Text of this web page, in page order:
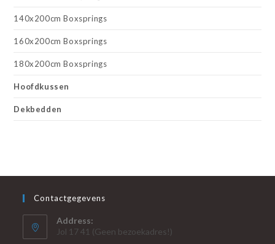
140x200cm Boxsprings
160x200cm Boxsprings
180x200cm Boxsprings
Hoofdkussen
Dekbedden
Contactgegevens
Address:
Jol 17 41 (Geen bezoekadres!)